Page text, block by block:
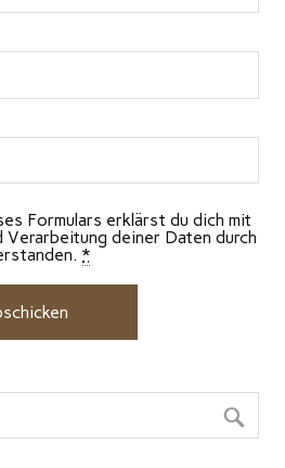
Formulars erklärst du dich mit
Verarbeitung deiner Daten durch
*